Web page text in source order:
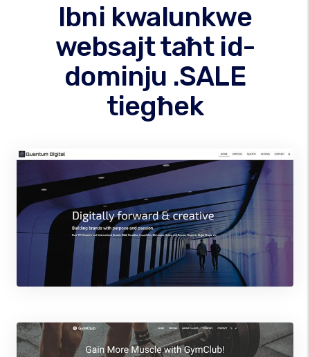
Ibni kwalunkwe
websajt taħt id-
dominju .SALE
tiegħek